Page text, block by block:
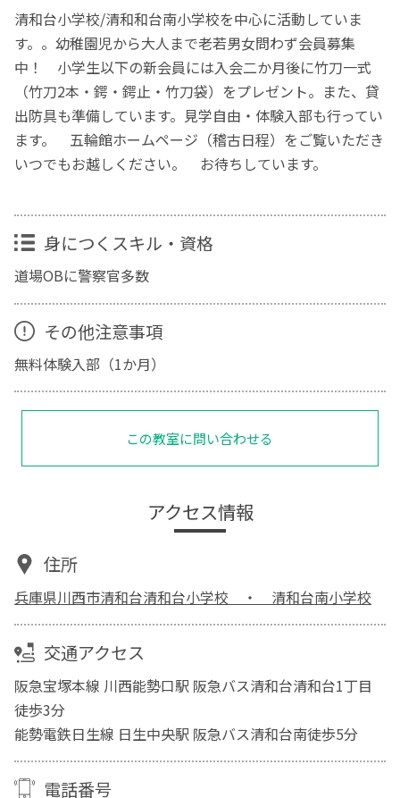
清和台小学校/清和和台南小学校を中心に活動していま
す。。幼稚園児から大人まで老若男女問わず会員募集
中！ 小学生以下の新会員には入会二か月後に竹刀一式
（竹刀2本・鍔・鍔止・竹刀袋）をプレゼント。また、貸
出防具も準備しています。見学自由・体験入部も行ってい
ます。 五輪館ホームページ（稽古日程）をご覧いただき
いつでもお越しください。 お待ちしています。
身につくスキル・資格
道場OBに警察官多数
その他注意事項
無料体験入部（1か月）
この教室に問い合わせる
アクセス情報
住所
兵庫県川西市清和台清和台小学校 ・ 清和台南小学校
交通アクセス
阪急宝塚本線 川西能勢口駅 阪急バス清和台清和台1丁目
徒歩3分
能勢電鉄日生線 日生中央駅 阪急バス清和台南徒歩5分
電話番号